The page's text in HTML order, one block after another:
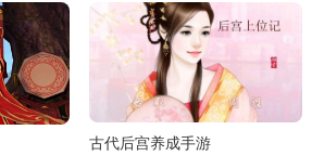
古代后宫养成手游